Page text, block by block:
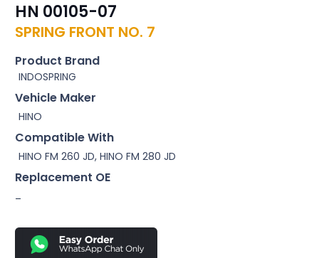
HN 00105-07
SPRING FRONT NO. 7
Product Brand
INDOSPRING
Vehicle Maker
HINO
Compatible With
HINO FM 260 JD, HINO FM 280 JD
Replacement OE
–